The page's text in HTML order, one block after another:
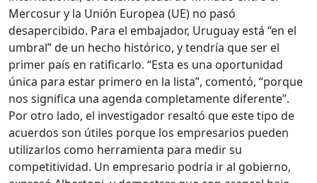
Mercosur y la Unión Europea (UE) no pasó
desapercibido. Para el embajador, Uruguay está “en el
umbral” de un hecho histórico, y tendría que ser el
primer país en ratificarlo. “Esta es una oportunidad
única para estar primero en la lista”, comentó, “porque
nos significa una agenda completamente diferente”.
Por otro lado, el investigador resaltó que este tipo de
acuerdos son útiles porque los empresarios pueden
utilizarlos como herramienta para medir su
competitividad. Un empresario podría ir al gobierno,